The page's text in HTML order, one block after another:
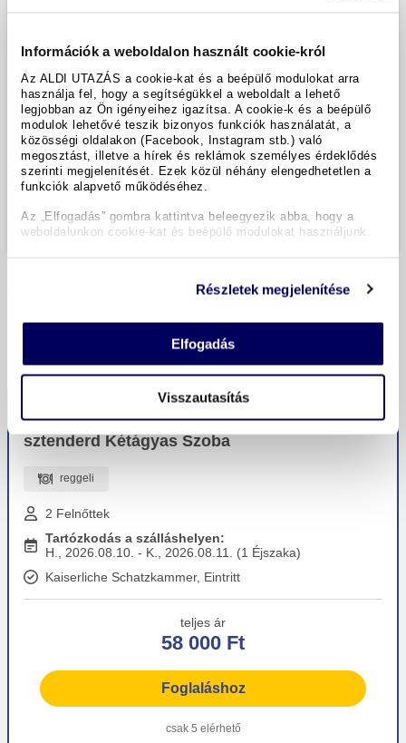
Információk a weboldalon használt cookie-król
Az ALDI UTAZÁS a cookie-kat és a beépülő modulokat arra
használja fel, hogy a segítségükkel a weboldalt a lehető
legjobban az Ön igényeihez igazítsa. A cookie-k és a beépülő
modulok lehetővé teszik bizonyos funkciók használatát, a
közösségi oldalakon (Facebook, Instagram stb.) való
megosztást, illetve a hírek és reklámok személyes érdeklődés
szerinti megjelenítését. Ezek közül néhány elengedhetetlen a
funkciók alapvető működéséhez.
Az „Elfogadás” gombra kattintva beleegyezik abba, hogy a
weboldalunkon cookie-kat és beépülő modulokat használjunk.
Részletek megjelenítése
Elfogadás
Visszautasítás
24
25
26 27 28 29 30
31
Legkedvezőbb ajánlat
Az árak a teljes árak.
VÁLASSZA KI AZ UTAZÁSI AJÁNLATOT
Legkedvezőbb ajánlat
sztenderd Kétágyas Szoba
reggeli
2 Felnőttek
Tartózkodás a szálláshelyen:
H., 2026.08.10. - K., 2026.08.11. (1 Éjszaka)
Kaiserliche Schatzkammer, Eintritt
teljes ár
58 000 Ft
Foglaláshoz
csak 5 elérhető